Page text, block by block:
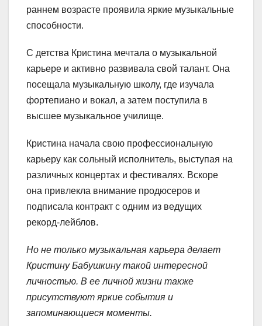
раннем возрасте проявила яркие музыкальные
способности.
С детства Кристина мечтала о музыкальной
карьере и активно развивала свой талант. Она
посещала музыкальную школу, где изучала
фортепиано и вокал, а затем поступила в
высшее музыкальное училище.
Кристина начала свою профессиональную
карьеру как сольный исполнитель, выступая на
различных концертах и фестивалях. Вскоре
она привлекла внимание продюсеров и
подписала контракт с одним из ведущих
рекорд-лейблов.
Но не только музыкальная карьера делает
Кристину Бабушкину такой интересной
личностью. В ее личной жизни также
присутствуют яркие события и
запоминающиеся моменты.